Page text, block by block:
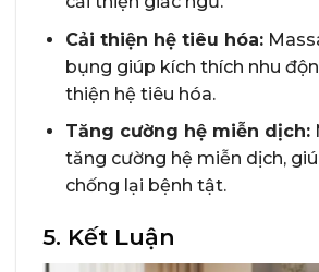
Cải thiện hệ tiêu hóa:
bụng giúp kích thích nhu
thiện hệ tiêu hóa.
Tăng cường hệ miễn dịch:
tăng cường hệ miễn dịch,
chống lại bệnh tật.
5. Kết Luận